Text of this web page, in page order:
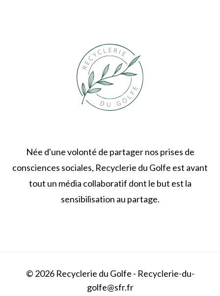
Née d'une volonté de partager nos prises de
consciences sociales, Recyclerie du Golfe est avant
tout un média collaboratif dont le but est la
sensibilisation au partage.
© 2026 Recyclerie du Golfe - Recyclerie-du-
golfe@sfr.fr